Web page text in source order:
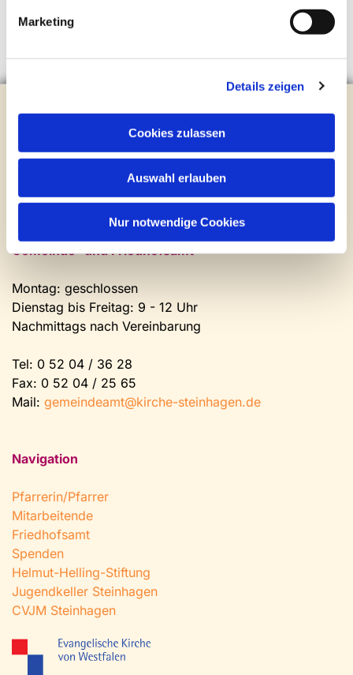
Marketing
Details zeigen
Cookies zulassen
Auswahl erlauben
Nur notwendige Cookies
Brockhagener Straße 28 | 33803 Steinhagen
Mail:gemeindeamt@kirche-steinhagen.de
Newsletter abonnieren
Kontakt und Öffnungszeiten
Gemeinde- und Friedhofsamt
Montag: geschlossen
Dienstag bis Freitag: 9 - 12 Uhr
Nachmittags nach Vereinbarung
Tel: 0 52 04 / 36 28
Fax: 0 52 04 / 25 65
Mail: gemeindeamt@kirche-steinhagen.de
Navigation
Pfarrerin/Pfarrer
Mitarbeitende
Friedhofsamt
Spenden
Helmut-Helling-Stiftung
Jugendkeller Steinhagen
CVJM Steinhagen